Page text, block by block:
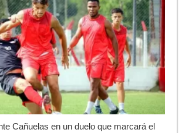
Cañuelas en un duelo que marcará el